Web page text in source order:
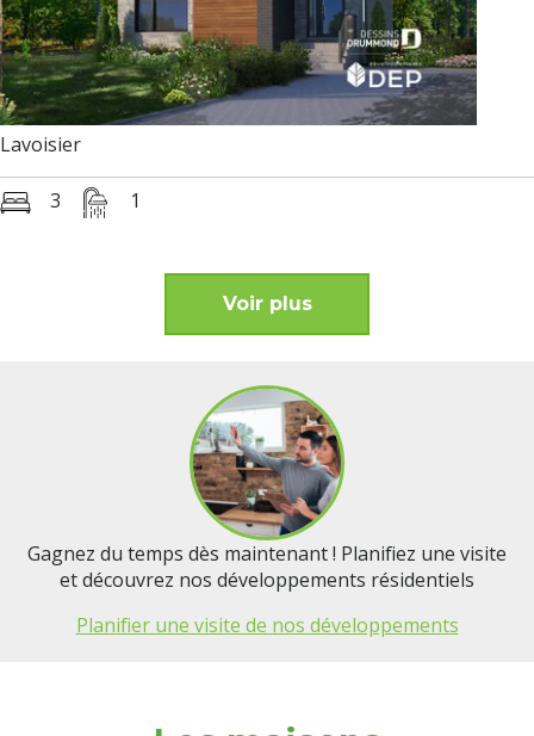
Lavoisier
3 1
Voir plus
Gagnez du temps dès maintenant ! Planifiez une visite
et découvrez nos développements résidentiels
Planifier une visite de nos développements